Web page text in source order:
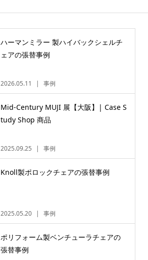
ハーマンミラー 製ハイバックシェルチ
ェアの張替事例
2026.05.11 事例
Mid-Century MUJI 展【大阪】| Case S
tudy Shop 商品
2025.09.25 事例
Knoll製ポロックチェアの張替事例
2025.05.20 事例
ポリフォーム製ベンチューラチェアの
張替事例